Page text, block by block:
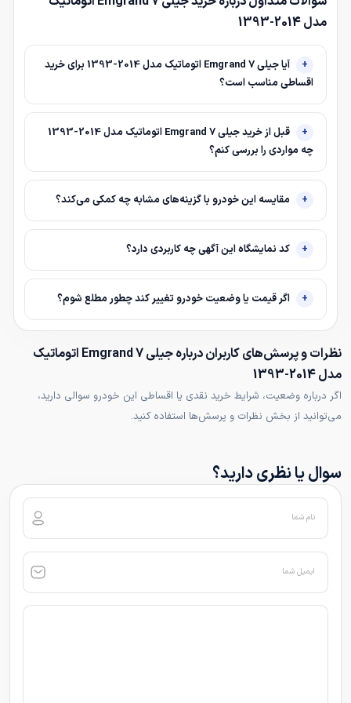
مدل 2014-1393
آیا جیلی Emgrand 7 اتوماتیک مدل 2014-1393 برای خرید
اقساطی مناسب است؟
قبل از خرید جیلی Emgrand 7 اتوماتیک مدل 2014-1393
چه مواردی را بررسی کنم؟
مقایسه این خودرو با گزینه‌های مشابه چه کمکی می‌کند؟
کد نمایشگاه این آگهی چه کاربردی دارد؟
اگر قیمت یا وضعیت خودرو تغییر کند چطور مطلع شوم؟
نظرات و پرسش‌های کاربران درباره جیلی Emgrand 7 اتوماتیک
مدل 2014-1393
اگر درباره وضعیت، شرایط خرید نقدی یا اقساطی این خودرو سوالی دارید،
می‌توانید از بخش نظرات و پرسش‌ها استفاده کنید.
سوال یا نظری دارید؟
نام شما
ایمیل شما